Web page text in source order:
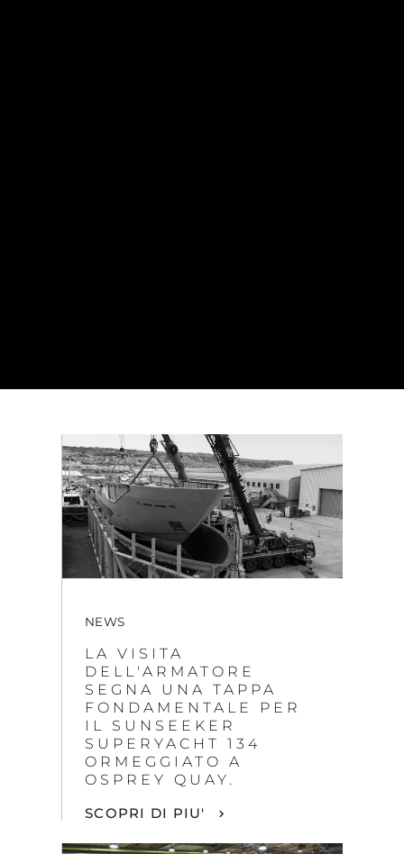
NEWS
LA VISITA
DELL'ARMATORE
SEGNA UNA TAPPA
FONDAMENTALE PER
IL SUNSEEKER
SUPERYACHT 134
ORMEGGIATO A
OSPREY QUAY.
SCOPRI DI PIU'